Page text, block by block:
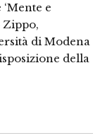
e
Zippo,
di Modena
della